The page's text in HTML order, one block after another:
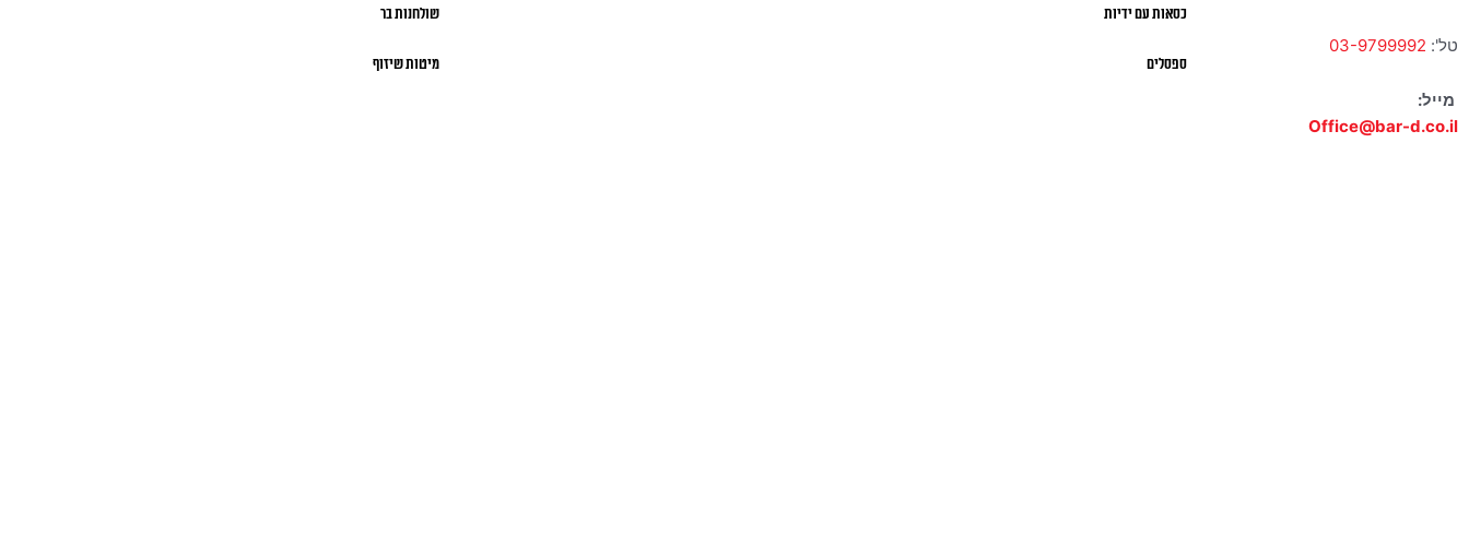
טל': 03-9799992
מייל:
Office@bar-d.co.il
כסאות עם ידיות
ספסלים
שולחנות בר
מיטות שיזוף